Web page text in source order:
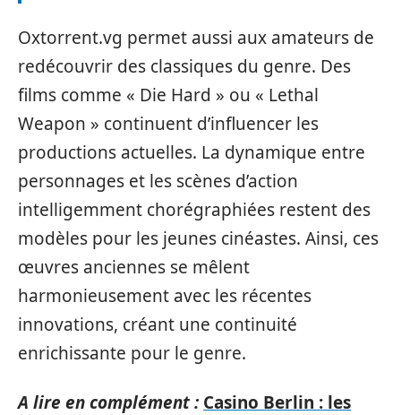
Oxtorrent.vg permet aussi aux amateurs de
redécouvrir des classiques du genre. Des
films comme « Die Hard » ou « Lethal
Weapon » continuent d’influencer les
productions actuelles. La dynamique entre
personnages et les scènes d’action
intelligemment chorégraphiées restent des
modèles pour les jeunes cinéastes. Ainsi, ces
œuvres anciennes se mêlent
harmonieusement avec les récentes
innovations, créant une continuité
enrichissante pour le genre.
A lire en complément : Casino Berlin : les